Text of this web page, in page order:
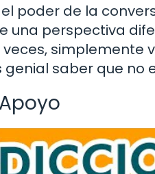
poder de la
una perspectiva
veces, simplemente
genial saber que no